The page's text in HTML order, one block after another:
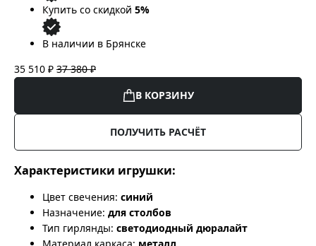
Купить со скидкой 5%
В наличии в Брянске
35 510 ₽ 37 380 ₽
В КОРЗИНУ
ПОЛУЧИТЬ РАСЧЁТ
Характеристики игрушки:
Цвет свечения: синий
Назначение: для столбов
Тип гирлянды: светодиодный дюралайт